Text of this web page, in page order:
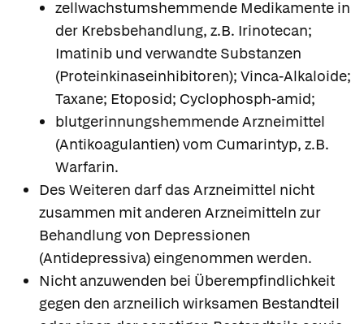
zellwachstumshemmende Medikamente in
der Krebsbehandlung, z.B. Irinotecan;
Imatinib und verwandte Substanzen
(Proteinkinaseinhibitoren); Vinca-Alkaloide;
Taxane; Etoposid; Cyclophosph-amid;
blutgerinnungshemmende Arzneimittel
(Antikoagulantien) vom Cumarintyp, z.B.
Warfarin.
Des Weiteren darf das Arzneimittel nicht
zusammen mit anderen Arzneimitteln zur
Behandlung von Depressionen
(Antidepressiva) eingenommen werden.
Nicht anzuwenden bei Überempfindlichkeit
gegen den arzneilich wirksamen Bestandteil